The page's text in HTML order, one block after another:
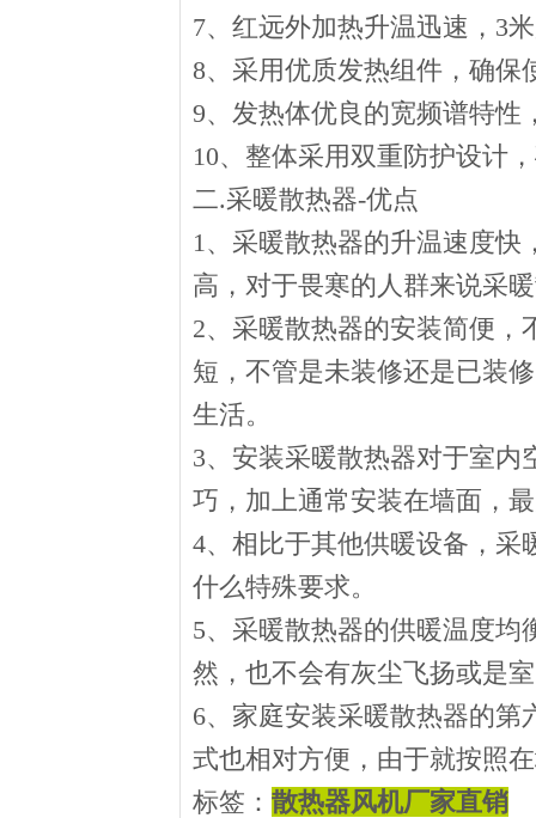
7、红远外加热升温迅速，3
8、采用优质发热组件，确保
9、发热体优良的宽频谱特性
10、整体采用双重防护设计
二.采暖散热器-优点
1、采暖散热器的升温速度
高，对于畏寒的人群来说采
2、采暖散热器的安装简便
短，不管是未装修还是已装
生活。
3、安装采暖散热器对于室
巧，加上通常安装在墙面，
4、相比于其他供暖设备，采
什么特殊要求。
5、采暖散热器的供暖温度
然，也不会有灰尘飞扬或是
6、家庭安装采暖散热器的
式也相对方便，由于就按照
标签： 散热器风机厂家直销